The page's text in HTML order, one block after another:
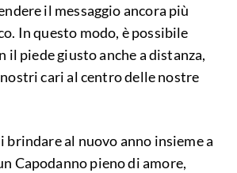
il messaggio ancora più
In questo modo, è possibile
il piede giusto anche a distanza,
cari al centro delle nostre
brindare al nuovo anno insieme a
Capodanno pieno di amore,